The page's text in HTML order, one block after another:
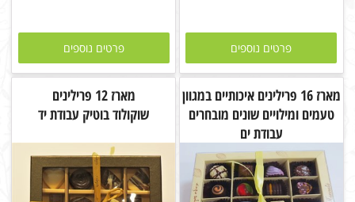
פרטים נוספים פרטים נוספים
מארז 16 פרילינים איכותיים במגוון
טעמים ומילויים שונים מובחרים
עבודת ים
מארז 12 פרילינים
שוקולוד בוטיק עבודת יד